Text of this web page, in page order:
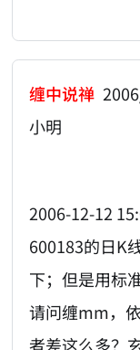
缠中说禅
小明
2006-12-12
600183的日K
下；但是用标
请问缠mm，
者差这么多？